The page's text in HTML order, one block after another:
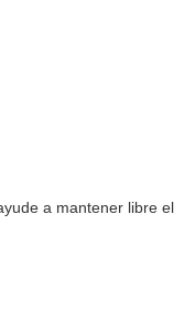
a mantener libre el